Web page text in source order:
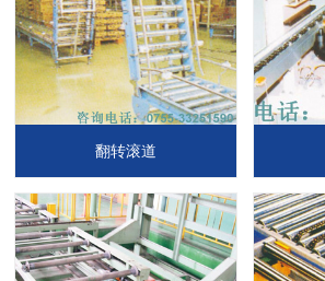
翻转滚道